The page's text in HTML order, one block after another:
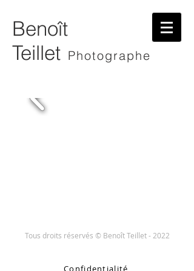
Benoît
Teillet Photographe
Tous droits réservés ​© Benoît Teillet - 2022
Confidentialité